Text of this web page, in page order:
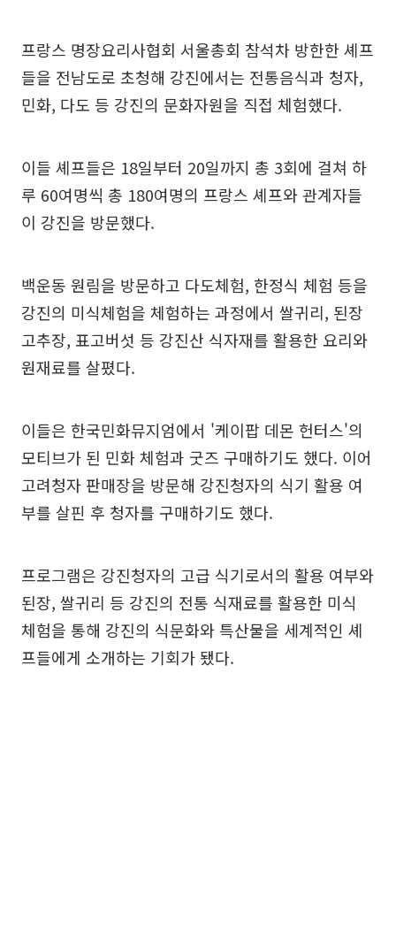
프랑스 명장요리사협회 서울총회 참석차 방한한 셰프
들을 전남도로 초청해 강진에서는 전통음식과 청자,
민화, 다도 등 강진의 문화자원을 직접 체험했다.
이들 셰프들은 18일부터 20일까지 총 3회에 걸쳐 하
루 60여명씩 총 180여명의 프랑스 셰프와 관계자들
이 강진을 방문했다.
백운동 원림을 방문하고 다도체험, 한정식 체험 등을
강진의 미식체험을 체험하는 과정에서 쌀귀리, 된장
고추장, 표고버섯 등 강진산 식자재를 활용한 요리와
원재료를 살폈다.
이들은 한국민화뮤지엄에서 '케이팝 데몬 헌터스'의
모티브가 된 민화 체험과 굿즈 구매하기도 했다. 이어
고려청자 판매장을 방문해 강진청자의 식기 활용 여
부를 살핀 후 청자를 구매하기도 했다.
프로그램은 강진청자의 고급 식기로서의 활용 여부와
된장, 쌀귀리 등 강진의 전통 식재료를 활용한 미식
체험을 통해 강진의 식문화와 특산물을 세계적인 셰
프들에게 소개하는 기회가 됐다.